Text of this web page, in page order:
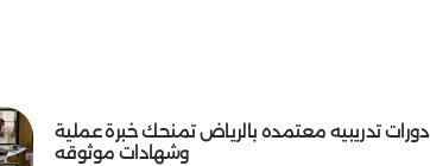
دورات تدريبيه معتمده بالرياض تمنحك خبرة عملية
وشهادات موثوقه